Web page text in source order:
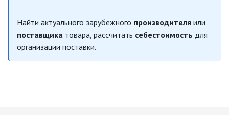
Найти актуального зарубежного производителя или
поставщика товара, рассчитать себестоимость для
организации поставки.